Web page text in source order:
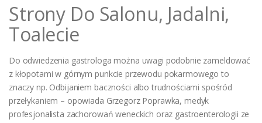
Strony Do Salonu, Jadalni,
Toalecie
Do odwiedzenia gastrologa można uwagi podobnie zameldować
z kłopotami w górnym punkcie przewodu pokarmowego to
znaczy np. Odbijaniem baczności albo trudnościami spośród
przełykaniem – opowiada Grzegorz Poprawka, medyk
profesjonalista zachorowań weneckich oraz gastroenterologii ze